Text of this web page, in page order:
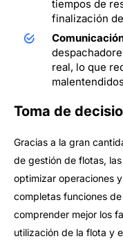
tiempos de
finalización
real, lo que
Toma de
Gracias a la gran
de gestión de flotas,
optimizar operaciones
completas funciones
comprender mejor los
utilización de la flota y